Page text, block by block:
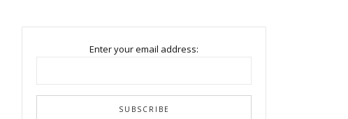
Enter your email address: